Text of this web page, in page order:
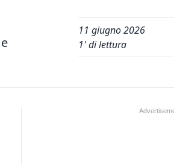
11 giugno 2026
1' di lettura